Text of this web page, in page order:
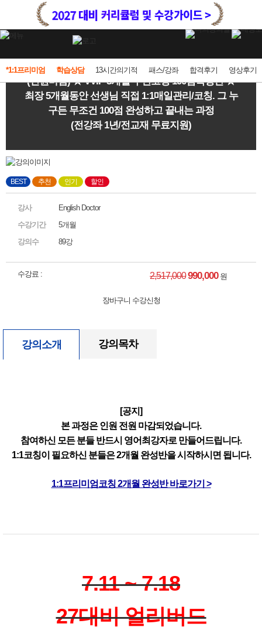
*1:1프리미엄 학습상담 13시간의기적 패스/강좌 합격후기 영상후기
(인원마감) ★ VVIP 5개월 무한코칭 100점확정반 ★
최장 5개월동안 선생님 직접 1:1매일관리/코칭. 그 누
구든 무조건 100점 완성하고 끝내는 과정
(전강좌 1년/전교재 무료지원)
BEST 추천 인기 할인
강사
English Doctor
수강기간
5개월
강의수
89강
수강료 : 2,517,000990,000원
장바구니 수강신청
강의소개 강의목차
[공지]
본 과정은 인원 전원 마감되었습니다.
참여하신 모든 분들 반드시 영어최강자로 만들어드립니다.
1:1코칭이 필요하신 분들은 2개월 완성반을 시작하시면 됩니다.
1:1프리미엄코칭 2개월 완성반 바로가기 >
7.11 ~ 7.18
27대비 얼리버드